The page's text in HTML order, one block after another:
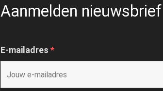
Aanmelden nieuwsbrief
E-mailadres *